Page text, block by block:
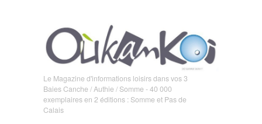
Le Magazine d'informations loisirs dans vos 3
Baies Canche / Authie / Somme - 40 000
exemplaires en 2 éditions : Somme et Pas de
Calais